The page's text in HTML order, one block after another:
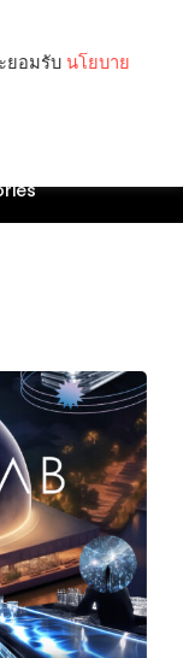
ยอมรับ นโยบาย